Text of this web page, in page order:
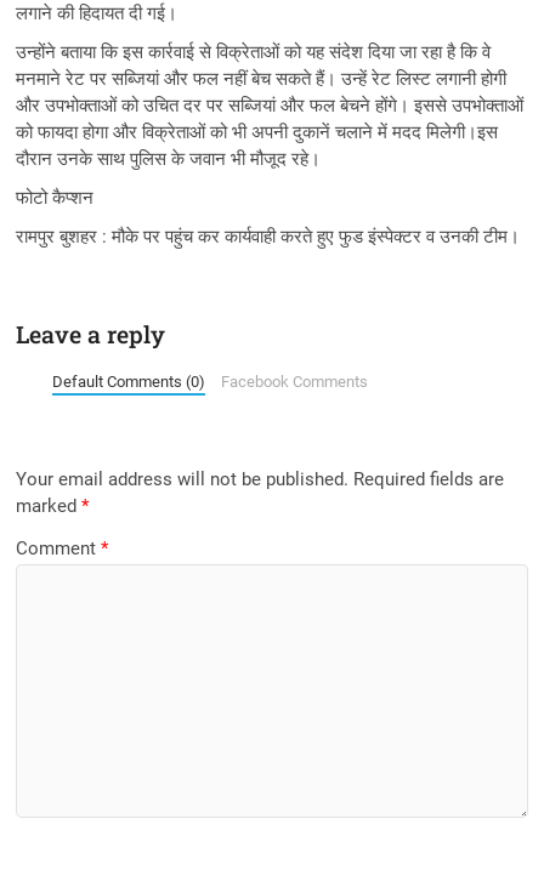
लगाने की हिदायत दी गई।
उन्होंने बताया कि इस कार्रवाई से विक्रेताओं को यह संदेश दिया जा रहा है कि वे
मनमाने रेट पर सब्जियां और फल नहीं बेच सकते हैं। उन्हें रेट लिस्ट लगानी होगी
और उपभोक्ताओं को उचित दर पर सब्जियां और फल बेचने होंगे। इससे उपभोक्ताओं
को फायदा होगा और विक्रेताओं को भी अपनी दुकानें चलाने में मदद मिलेगी।इस
दौरान उनके साथ पुलिस के जवान भी मौजूद रहे।
फोटो कैप्शन
रामपुर बुशहर : मौके पर पहुंच कर कार्यवाही करते हुए फुड इंस्पेक्टर व उनकी टीम।
Leave a reply
Default Comments (0) Facebook Comments
Your email address will not be published. Required fields are
marked*
Comment*